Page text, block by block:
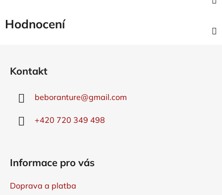
Hodnocení
Kontakt
beboranture@gmail.com
+420 720 349 498
Informace pro vás
Doprava a platba